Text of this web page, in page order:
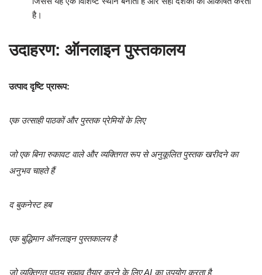
है।
उदाहरण: ऑनलाइन पुस्तकालय
उत्पाद दृष्टि प्रारूप:
एक उत्साही पाठकों और पुस्तक प्रेमियों के लिए
जो एक बिना रुकावट वाले और व्यक्तिगत रूप से अनुकूलित पुस्तक खरीदने का
अनुभव चाहते हैं
द बुकनेस्ट हब
एक बुद्धिमान ऑनलाइन पुस्तकालय है
जो व्यक्तिगत पाठ्य सुझाव तैयार करने के लिए AI का उपयोग करता है